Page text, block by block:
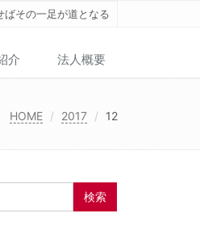
ばその一足が道となる
介 法人概要
HOME 2017 12